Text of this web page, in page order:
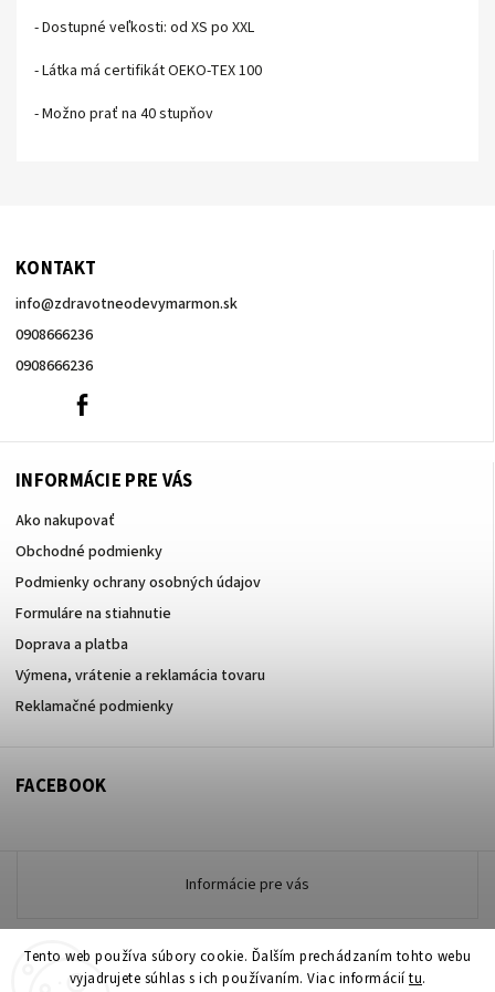
Tento web používa súbory cookie. Ďalším prechádzaním tohto webu
vyjadrujete súhlas s ich používaním. Viac informáciítu.
- Dostupné veľkosti: od XS po XXL
- Látka má certifikát OEKO-TEX 100
- Možno prať na 40 stupňov
KONTAKT
info@zdravotneodevymarmon.sk
0908666236
0908666236
0908666236
INFORMÁCIE PRE VÁS
Ako nakupovať
Obchodné podmienky
Podmienky ochrany osobných údajov
Formuláre na stiahnutie
Doprava a platba
Výmena, vrátenie a reklamácia tovaru
Reklamačné podmienky
FACEBOOK
Informácie pre vás
Copyright 2026www.zdravotneodevymarmon.sk. Všetky práva